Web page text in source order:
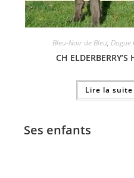
Bleu-Noir de Bleu, Dogue
CH ELDERBERRY’S
Lire la suite
Ses enfants